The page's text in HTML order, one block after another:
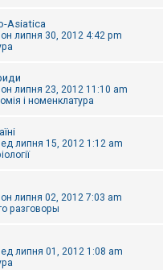
Asiatica
липня 30, 2012 4:42 pm
липня 23, 2012 11:10 am
і номенклатура
липня 15, 2012 1:12 am
липня 02, 2012 7:03 am
разговоры
липня 01, 2012 1:08 am